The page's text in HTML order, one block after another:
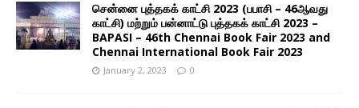
சென்னை புத்தகக் காட்சி 2023 (பபாசி – 46ஆவது
காட்சி) மற்றும் பன்னாட்டு புத்தகக் காட்சி 2023 –
BAPASI – 46th Chennai Book Fair 2023 and
Chennai International Book Fair 2023
January 2, 2023 0